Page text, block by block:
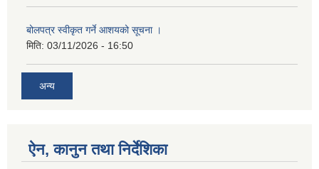
बोलपत्र स्वीकृत गर्ने आशयको सूचना ।
मिति: 03/11/2026 - 16:50
अन्य
ऐन, कानुन तथा निर्देशिका